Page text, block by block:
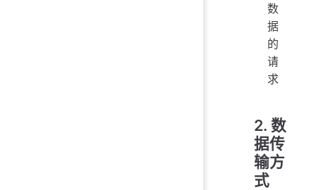
数
据
的
请
求
2. 数
据传
输方
式